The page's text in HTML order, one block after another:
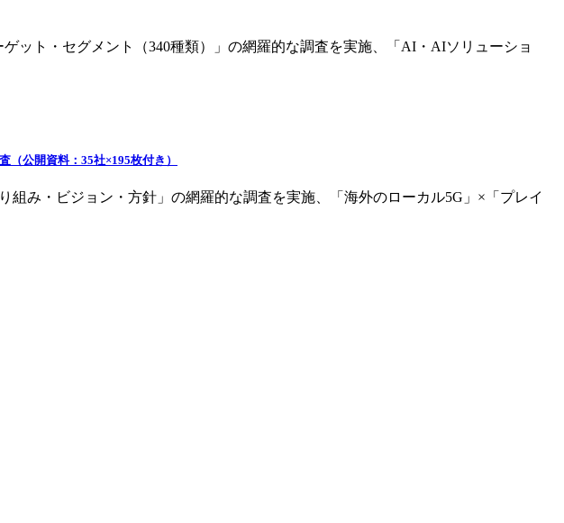
ット・セグメント（340種類）」の網羅的な調査を実施、「AI・AIソリューショ
公開資料：35社×195枚付き）
み・ビジョン・方針」の網羅的な調査を実施、「海外のローカル5G」×「プレイ